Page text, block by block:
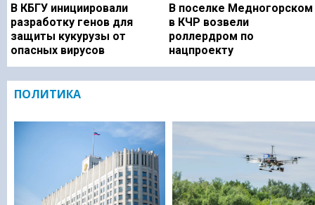
В КБГУ инициировали
разработку генов для
защиты кукурузы от
опасных вирусов
В поселке Медногорском
в КЧР возвели
роллердром по
нацпроекту
ПОЛИТИКА